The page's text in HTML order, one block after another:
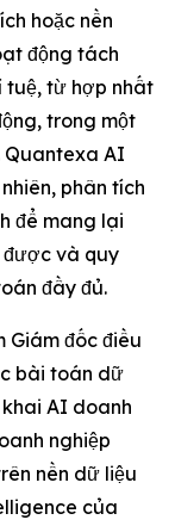
hoặc nền
động tách
tuệ, từ hợp nhất
trong một
Quantexa AI
phân tích
để mang lại
và quy
đầy đủ.
Giám đốc điều
bài toán dữ
AI doanh
nghiệp
nền dữ liệu
của